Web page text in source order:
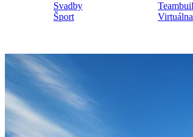
Svadby
Šport